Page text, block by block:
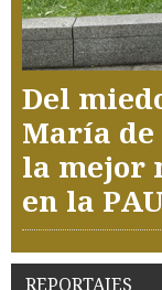
Del
María de
la mejor
en la
REPORTAJES